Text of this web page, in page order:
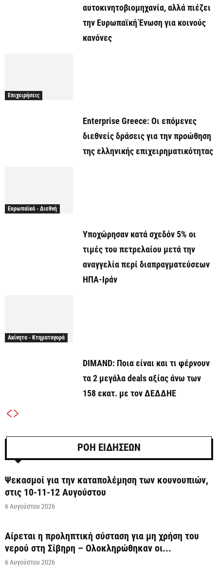
αυτοκινητοβιομηχανία, αλλά πιέζει
την Ευρωπαϊκή Ένωση για κοινούς
κανόνες
Επιχειρήσεις
Enterprise Greece: Οι επόμενες
διεθνείς δράσεις για την προώθηση
της ελληνικής επιχειρηματικότητας
Ευρωπαϊκά - Διεθνή
Υποχώρησαν κατά σχεδόν 5% οι
τιμές του πετρελαίου μετά την
αναγγελία περί διαπραγματεύσεων
ΗΠΑ-Ιράν
Ακίνητα - Κτηματαγορά
DIMAND: Ποια είναι και τι φέρνουν
τα 2 μεγάλα deals αξίας άνω των
158 εκατ. με τον ΔΕΔΔΗΕ
ΡΟΗ ΕΙΔΗΣΕΩΝ
Ψεκασμοί για την καταπολέμηση των κουνουπιών,
στις 10-11-12 Αυγούστου
6 Αυγούστου 2026
Αίρεται η προληπτική σύσταση για μη χρήση του
νερού στη Σίβηρη – Ολοκληρώθηκαν οι...
6 Αυγούστου 2026